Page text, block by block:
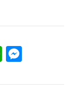
WhatsApp